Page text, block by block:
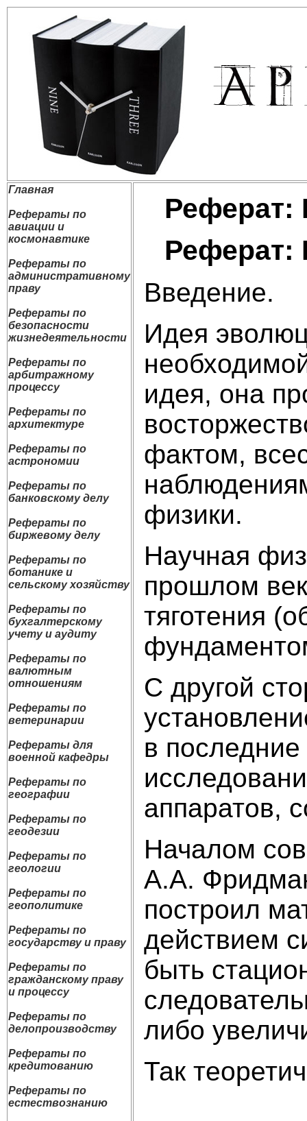
Главная
Рефераты по
авиации и
космонавтике
Рефераты по
административному
праву
Рефераты по
безопасности
жизнедеятельности
Рефераты по
арбитражному
процессу
Рефераты по
архитектуре
Рефераты по
астрономии
Рефераты по
банковскому делу
Рефераты по
биржевому делу
Рефераты по
ботанике и
сельскому хозяйству
Рефераты по
бухгалтерскому
учету и аудиту
Рефераты по
валютным
отношениям
Рефераты по
ветеринарии
Рефераты для
военной кафедры
Рефераты по
географии
Рефераты по
геодезии
Рефераты по
геологии
Рефераты по
геополитике
Рефераты по
государству и праву
Рефераты по
гражданскому праву
и процессу
Рефераты по
делопроизводству
Рефераты по
кредитованию
Рефераты по
естествознанию
Реферат:
Реферат:
Введение.
Идея
идея, она
фактом,
физики.
Научная
прошлом
тяготения
С другой
в
аппаратов,
Началом
А.А.
построил
действием
быть
либо
Так